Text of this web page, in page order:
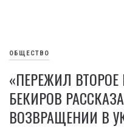
ОБЩЕСТВО
«ПЕРЕЖИЛ
БЕКИРОВ
ВОЗВРАЩЕНИИ В